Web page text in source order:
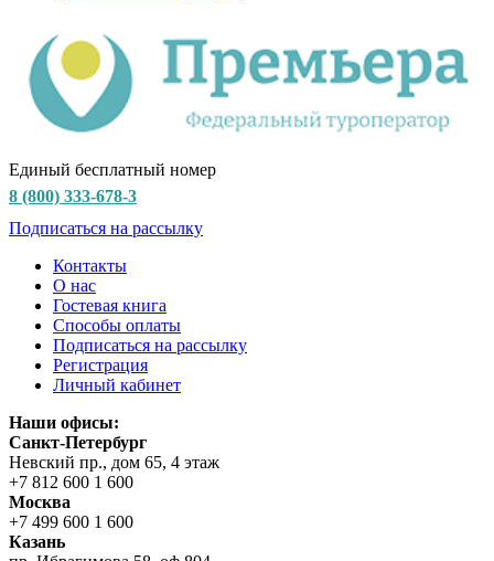
Единый бесплатный номер
8 (800) 333-678-3
Подписаться на рассылку
Контакты
О нас
Гостевая книга
Способы оплаты
Подписаться на рассылку
Регистрация
Личный кабинет
Наши офисы:
Санкт-Петербург
Невский пр., дом 65, 4 этаж
+7 812 600 1 600
Москва
+7 499 600 1 600
Казань